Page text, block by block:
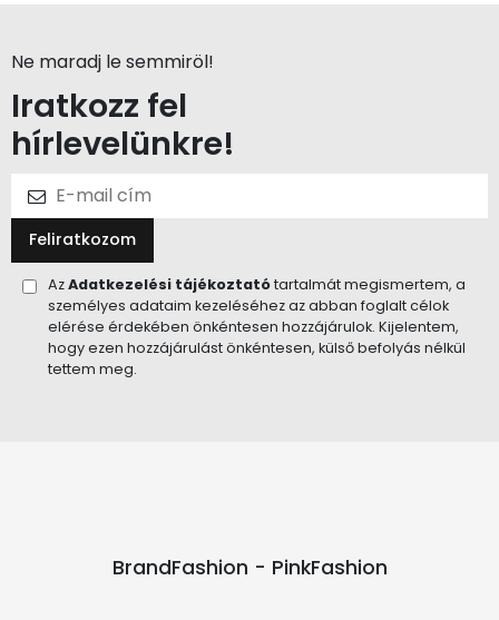
Ne maradj le semmiröl!
Iratkozz fel
hírlevelünkre!
Feliratkozom
AzAdatkezelési tájékoztatótartalmát megismertem, a
személyes adataim kezeléséhez az abban foglalt célok
elérése érdekében önkéntesen hozzájárulok. Kijelentem,
hogy ezen hozzájárulást önkéntesen, külső befolyás nélkül
tettem meg.
BrandFashion - PinkFashion